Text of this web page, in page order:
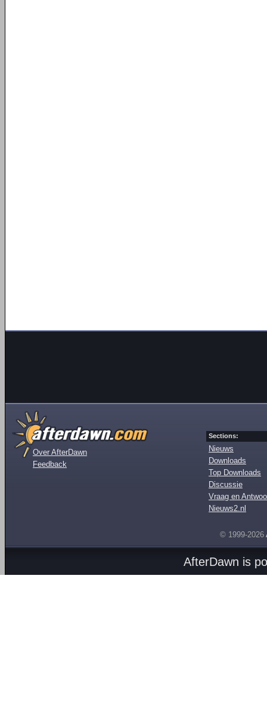
Over AfterDawn
Feedback
Sections:
Nieuws
Downloads
Top Downloads
Discussie
Vraag en
Nieuws2.nl
© 1999-2026
AfterDawn is